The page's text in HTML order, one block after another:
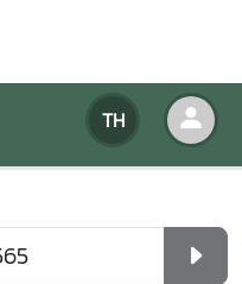
TH
น่วยงาน